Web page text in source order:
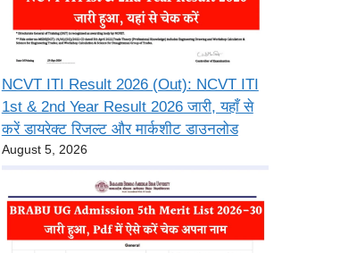
NCVT ITI Result 2026 (Out): NCVT ITI
1st & 2nd Year Result 2026 जारी, यहाँ से
करें डायरेक्ट रिजल्ट और मार्कशीट डाउनलोड
August 5, 2026